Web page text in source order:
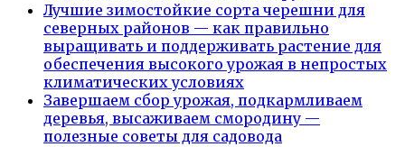
Лучшие зимостойкие сорта черешни для
северных районов — как правильно
выращивать и поддерживать растение для
обеспечения высокого урожая в непростых
климатических условиях
Завершаем сбор урожая, подкармливаем
деревья, высаживаем смородину —
полезные советы для садовода